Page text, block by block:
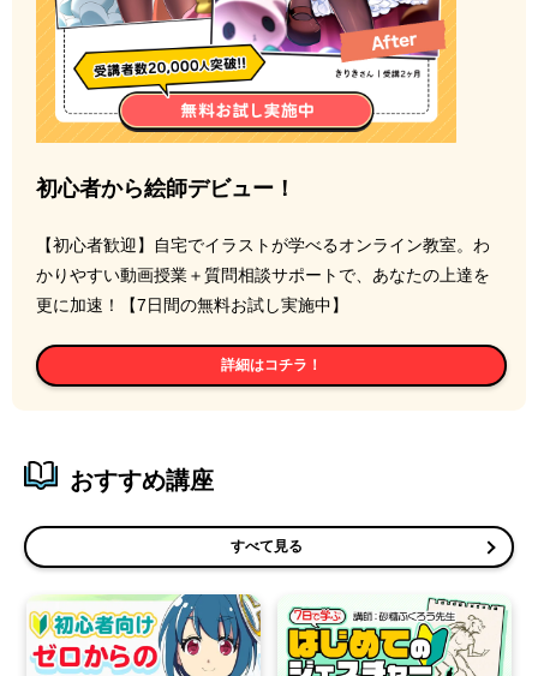
初心者から絵師デビュー！
【初心者歓迎】自宅でイラストが学べるオンライン教室。わ
かりやすい動画授業＋質問相談サポートで、あなたの上達を
更に加速！【7日間の無料お試し実施中】
詳細はコチラ！
おすすめ講座
すべて見る